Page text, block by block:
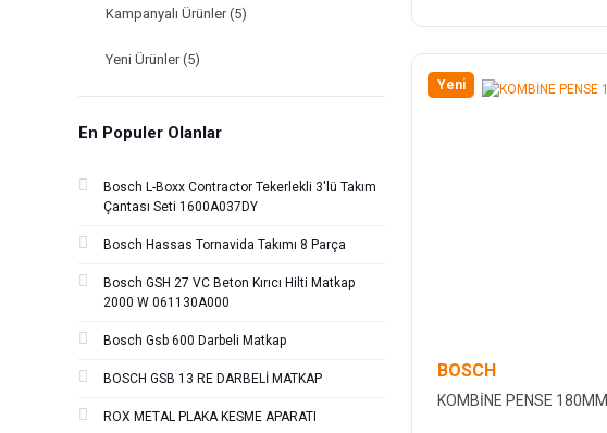
Kampanyalı Ürünler (5)
Yeni Ürünler (5)
En Populer Olanlar
Bosch L-Boxx Contractor Tekerlekli 3'lü Takım
Çantası Seti 1600A037DY
Bosch Hassas Tornavida Takımı 8 Parça
Bosch GSH 27 VC Beton Kırıcı Hilti Matkap
2000 W 061130A000
Bosch Gsb 600 Darbeli Matkap
BOSCH GSB 13 RE DARBELİ MATKAP
ROX METAL PLAKA KESME APARATI
Yeni
BOSCH
KOMBİNE PENSE 180MM